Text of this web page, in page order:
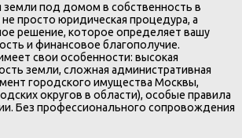
земли под домом в собственность в
просто юридическая процедура, а
решение, которое определяет вашу
и финансовое благополучие.
свои особенности: высокая
земли, сложная административная
городского имущества Москвы,
округов в области), особые правила
Без профессионального сопровождения